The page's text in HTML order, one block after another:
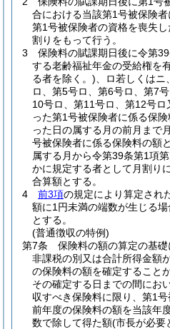
合における当該第1号被保険者
第1号被保険者の資格を喪失
割りをもって行う。
3
保険料の賦課期日後に令第
する老齢福祉年金の受給権を
る者を除く。) 、ロ若しくは
ロ、第5号ロ、第6号ロ、第7
10号ロ、第11号ロ、第12号
った第1号被保険者に係る保
った日の属する月の前月まで
号被保険者に係る保険料の額
属する月から令第39条第1項
かに規定する者として月割り
合算額とする。
4
前3項の規定により算定され
額に1円未満の端数が生じる
とする。
(普通徴収の特例)
第7条
保険料の額の算定の基礎
非課税の別又は合計所得金額
の保険料の額を確定すること
その確定する日までの間にお
収すべき保険料に限り、第1
前年度の保険料の額を当該年
数で除して得た額(市長が必要